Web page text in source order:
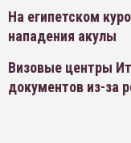
На египетском
нападения акулы
Визовые центры
документов из-за